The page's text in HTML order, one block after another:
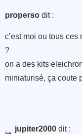
properso dit :
c’est moi ou tous
?
on a des kits
miniaturisé, ça coute
jupiter2000 dit :